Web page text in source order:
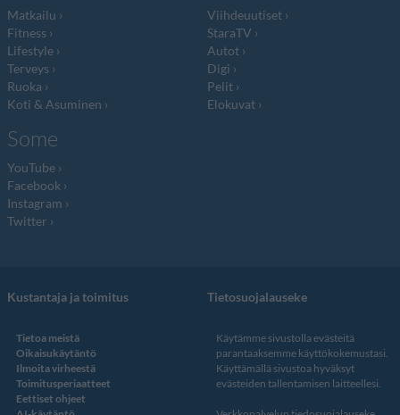
Matkailu
Fitness
Lifestyle
Terveys
Ruoka
Koti & Asuminen
Viihdeuutiset
StaraTV
Autot
Digi
Pelit
Elokuvat
Some
YouTube
Facebook
Instagram
Twitter
Kustantaja ja toimitus
Tietoa meistä
Oikaisukäytäntö
Ilmoita virheestä
Toimitusperiaatteet
Eettiset ohjeet
Tietosuojalauseke
Käytämme sivustolla evästeitä
parantaaksemme käyttökokemustasi.
Käyttämällä sivustoa hyväksyt
evästeiden tallentamisen laitteellesi.